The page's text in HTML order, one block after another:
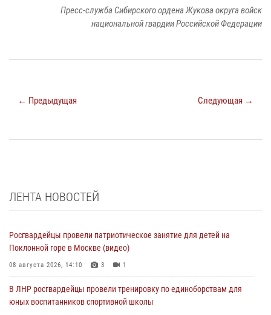
Пресс-служба Сибирского ордена Жукова округа войск
национальной гвардии Российской Федерации
← Предыдущая Следующая →
ЛЕНТА НОВОСТЕЙ
Росгвардейцы провели патриотическое занятие для детей на
Поклонной горе в Москве (видео)
08 августа 2026, 14:10 3 1
В ЛНР росгвардейцы провели тренировку по единоборствам для
юных воспитанников спортивной школы